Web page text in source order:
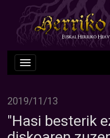
Nabegazioa
ireki
2019/11/13
"Hasi besterik